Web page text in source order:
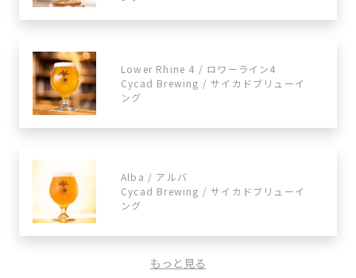
Lower Rhine 4 / ロワーライン4
Cycad Brewing / サイカドブリューイ
ング
Alba / アルバ
Cycad Brewing / サイカドブリューイ
ング
もっと見る